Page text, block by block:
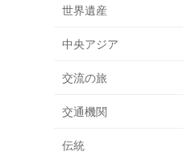
世界遺産
中央アジア
交流の旅
交通機関
伝統